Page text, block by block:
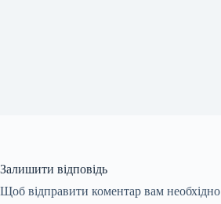
Залишити відповідь
Щоб відправити коментар вам необхідно